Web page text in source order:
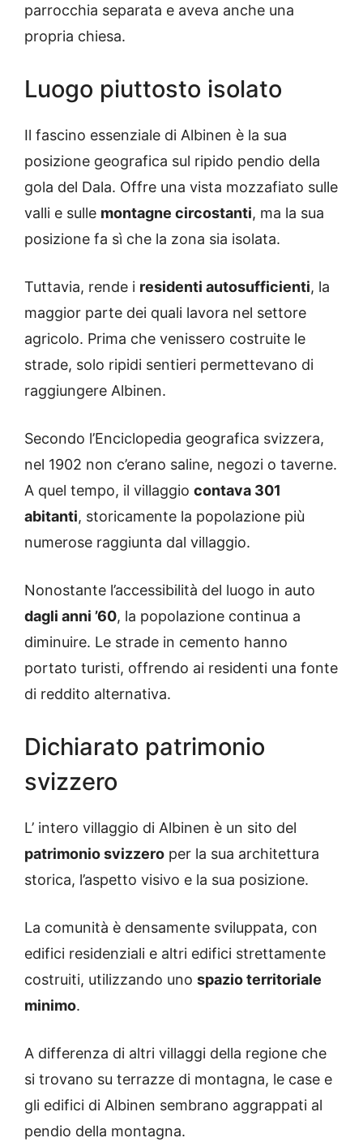
parrocchia separata e aveva anche una
propria chiesa.
Luogo piuttosto isolato
Il fascino essenziale di Albinen è la sua
posizione geografica sul ripido pendio della
gola del Dala. Offre una vista mozzafiato sulle
valli e sulle montagne circostanti, ma la sua
posizione fa sì che la zona sia isolata.
Tuttavia, rende i residenti autosufficienti, la
maggior parte dei quali lavora nel settore
agricolo. Prima che venissero costruite le
strade, solo ripidi sentieri permettevano di
raggiungere Albinen.
Secondo l’Enciclopedia geografica svizzera,
nel 1902 non c’erano saline, negozi o taverne.
A quel tempo, il villaggio contava 301
abitanti, storicamente la popolazione più
numerose raggiunta dal villaggio.
Nonostante l’accessibilità del luogo in auto
dagli anni ’60, la popolazione continua a
diminuire. Le strade in cemento hanno
portato turisti, offrendo ai residenti una fonte
di reddito alternativa.
Dichiarato patrimonio
svizzero
L’ intero villaggio di Albinen è un sito del
patrimonio svizzero per la sua architettura
storica, l’aspetto visivo e la sua posizione.
La comunità è densamente sviluppata, con
edifici residenziali e altri edifici strettamente
costruiti, utilizzando uno spazio territoriale
minimo.
A differenza di altri villaggi della regione che
si trovano su terrazze di montagna, le case e
gli edifici di Albinen sembrano aggrappati al
pendio della montagna.